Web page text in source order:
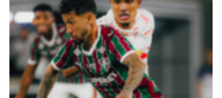
O
S
T